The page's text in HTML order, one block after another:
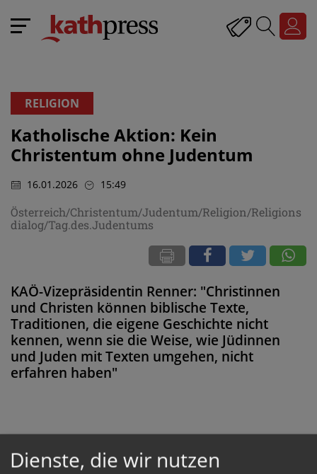
RELIGION
Katholische Aktion: Kein
Christentum ohne Judentum
16.01.2026 15:49
Österreich/Christentum/Judentum/Religion/Religions
dialog/Tag.des.Judentums
KAÖ-Vizepräsidentin Renner: "Christinnen
und Christen können biblische Texte,
Traditionen, die eigene Geschichte nicht
kennen, wenn sie die Weise, wie Jüdinnen
und Juden mit Texten umgehen, nicht
erfahren haben"
loggen Sie sich ein, oder bestellen Sie das
Dienste, die wir nutzen